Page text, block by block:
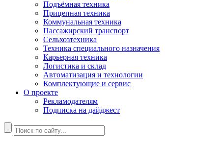
Подъёмная техника
Прицепная техника
Коммунальная техника
Пассажирский транспорт
Сельхозтехника
Техника специального назначения
Карьерная техника
Логистика и склад
Автоматизация и технологии
Комплектующие и сервис
О проекте
Рекламодателям
Подписка на дайджест